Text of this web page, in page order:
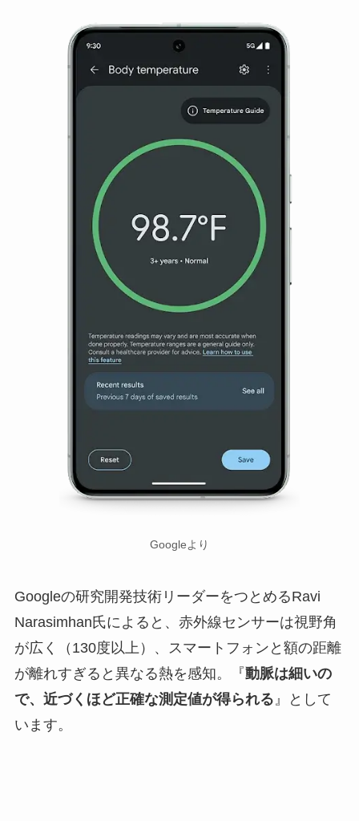
Googleより
Googleの研究開発技術リーダーをつとめるRavi
Narasimhan氏によると、赤外線センサーは視野角
が広く（130度以上）、スマートフォンと額の距離
が離れすぎると異なる熱を感知。『動脈は細いの
で、近づくほど正確な測定値が得られる』として
います。